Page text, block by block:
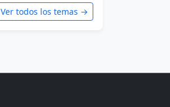
Ver todos los temas →